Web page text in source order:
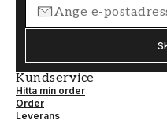
Kundservice
Hitta min order
Order
Leverans